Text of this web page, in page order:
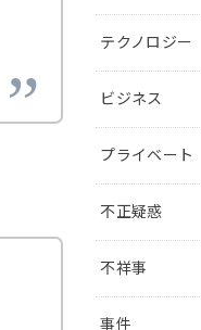
テクノロジー
ビジネス
プライベート
不正疑惑
不祥事
事件